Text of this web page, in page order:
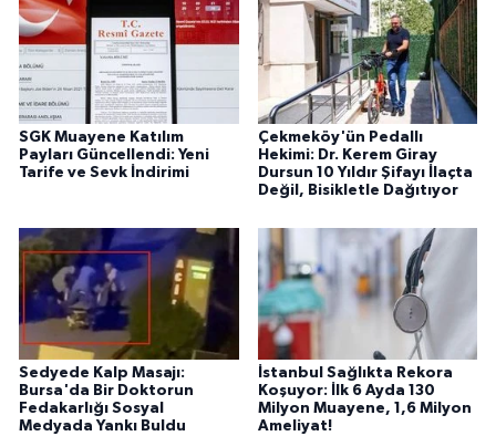
SGK Muayene Katılım
Payları Güncellendi: Yeni
Tarife ve Sevk İndirimi
Çekmeköy'ün Pedallı
Hekimi: Dr. Kerem Giray
Dursun 10 Yıldır Şifayı İlaçta
Değil, Bisikletle Dağıtıyor
Sedyede Kalp Masajı:
Bursa'da Bir Doktorun
Fedakarlığı Sosyal
Medyada Yankı Buldu
İstanbul Sağlıkta Rekora
Koşuyor: İlk 6 Ayda 130
Milyon Muayene, 1,6 Milyon
Ameliyat!